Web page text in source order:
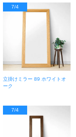
7/4
立掛けミラー 89 ホワイトオ
ーク
7/4